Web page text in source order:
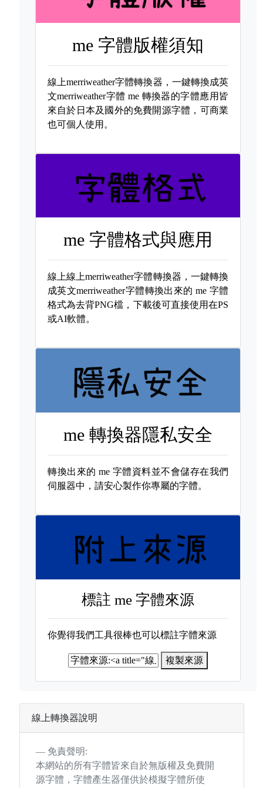
me 字體版權須知
線上merriweather字體轉換器，一鍵轉換成英
文merriweather字體me 轉換器的字體應用皆
來自於日本及國外的免費開源字體，可商業
也可個人使用。
me 字體格式與應用
線上線上merriweather字體轉換器，一鍵轉換
成英文merriweather字體轉換出來的me 字體
格式為去背PNG檔，下載後可直接使用在PS
或AI軟體。
me 轉換器隱私安全
轉換出來的me 字體資料並不會儲存在我們
伺服器中，請安心製作你專屬的字體。
標註me 字體來源
你覺得我們工具很棒也可以標註字體來源
複製來源
線上轉換器說明
免責聲明:
本網站的所有字體皆來自於無版權及免費開
源字體，字體產生器僅供於模擬字體所使